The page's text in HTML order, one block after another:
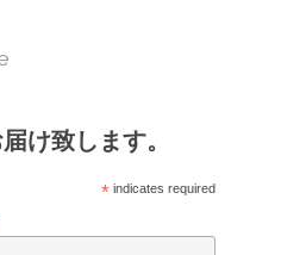
け致します。
*indicates required